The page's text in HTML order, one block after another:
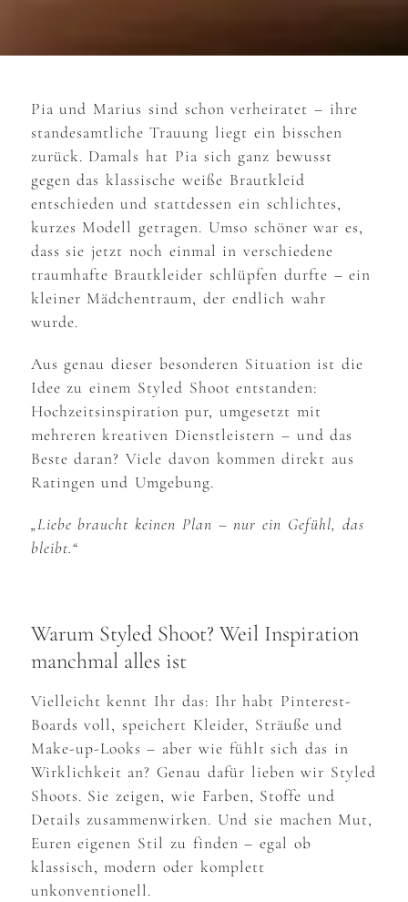
Pia und Marius sind schon verheiratet – ihre
standesamtliche Trauung liegt ein bisschen
zurück. Damals hat Pia sich ganz bewusst
gegen das klassische weiße Brautkleid
entschieden und stattdessen ein schlichtes,
kurzes Modell getragen. Umso schöner war es,
dass sie jetzt noch einmal in verschiedene
traumhafte Brautkleider schlüpfen durfte – ein
kleiner Mädchentraum, der endlich wahr
wurde.
Aus genau dieser besonderen Situation ist die
Idee zu einem Styled Shoot entstanden:
Hochzeitsinspiration pur, umgesetzt mit
mehreren kreativen Dienstleistern – und das
Beste daran? Viele davon kommen direkt aus
Ratingen und Umgebung.
„Liebe braucht keinen Plan – nur ein Gefühl, das
bleibt.“
Warum Styled Shoot? Weil Inspiration
manchmal alles ist
Vielleicht kennt Ihr das: Ihr habt Pinterest-
Boards voll, speichert Kleider, Sträuße und
Make-up-Looks – aber wie fühlt sich das in
Wirklichkeit an? Genau dafür lieben wir Styled
Shoots. Sie zeigen, wie Farben, Stoffe und
Details zusammenwirken. Und sie machen Mut,
Euren eigenen Stil zu finden – egal ob
klassisch, modern oder komplett
unkonventionell.